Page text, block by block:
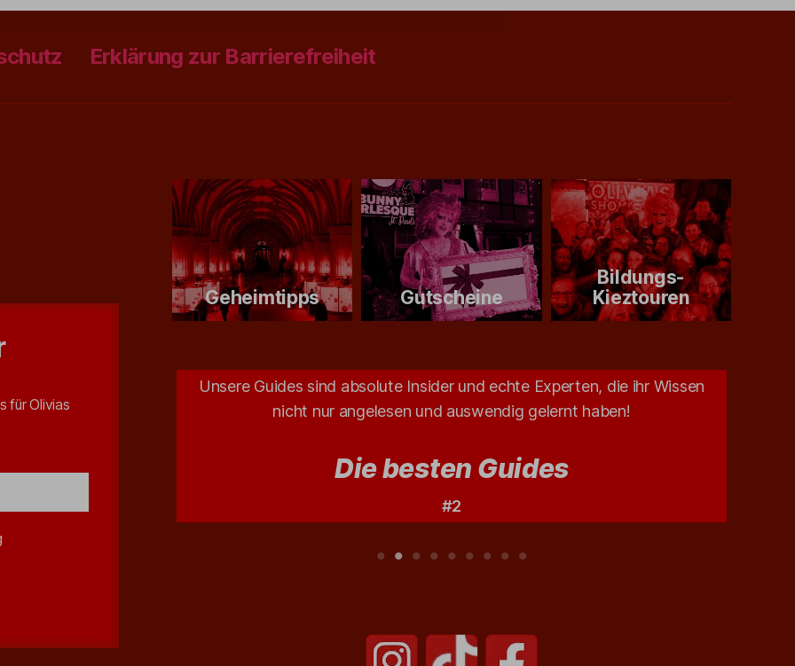
Erklärung zur Barrierefreiheit
für Olivias
Geheimtipps Gutscheine
Bildungs-
Kieztouren
Unsere Guides sind absolute Insider und echte Experten, die ihr Wissen
nicht nur angelesen und auswendig gelernt haben!
Die besten Guides
#2